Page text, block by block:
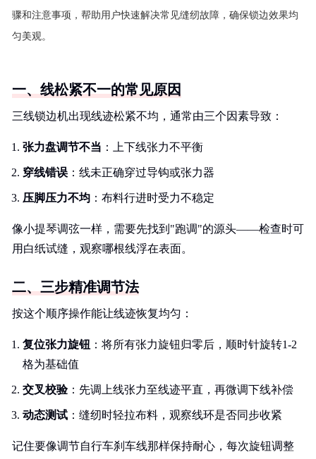
骤和注意事项，帮助用户快速解决常见缝纫故障，确保锁边效果均
匀美观。
一、线松紧不一的常见原因
三线锁边机出现线迹松紧不均，通常由三个因素导致：
张力盘调节不当 ：上下线张力不平衡
穿线错误 ：线未正确穿过导钩或张力器
压脚压力不均 ：布料行进时受力不稳定
像小提琴调弦一样，需要先找到"跑调"的源头——检查时可
用白纸试缝，观察哪根线浮在表面。
二、三步精准调节法
按这个顺序操作能让线迹恢复均匀：
复位张力旋钮 ：将所有张力旋钮归零后，顺时针旋转1-2
格为基础值
交叉校验：先调上线张力至线迹平直，再微调下线补偿
动态测试 ：缝纫时轻拉布料，观察线环是否同步收紧
记住要像调节自行车刹车线那样保持耐心，每次旋钮调整